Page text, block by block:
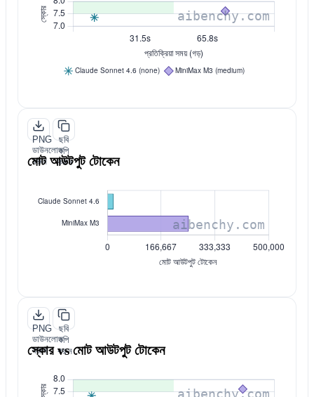
PNG
ডাউনলোড
করুন
ছবি
কপি
করুন
মোট আউটপুট টোকেন
PNG
ডাউনলোড
করুন
ছবি
কপি
করুন
স্কোর vs মোট আউটপুট টোকেন